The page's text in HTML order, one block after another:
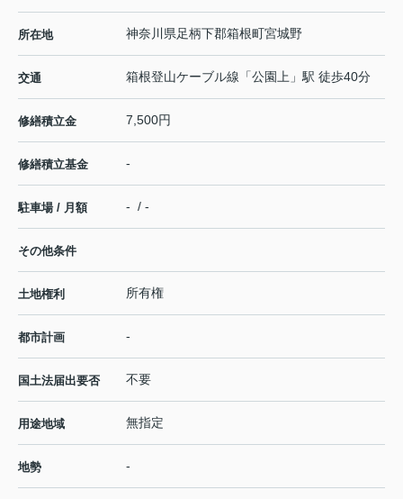
所在地 神奈川県足柄下郡箱根町宮城野
交通 箱根登山ケーブル線 「公園上 」駅 徒歩40分
修繕積立金 7,500円
修繕積立基金 -
駐車場 / 月額 - / -
その他条件
土地権利 所有権
都市計画 -
国土法届出要否 不要
用途地域 無指定
地勢 -